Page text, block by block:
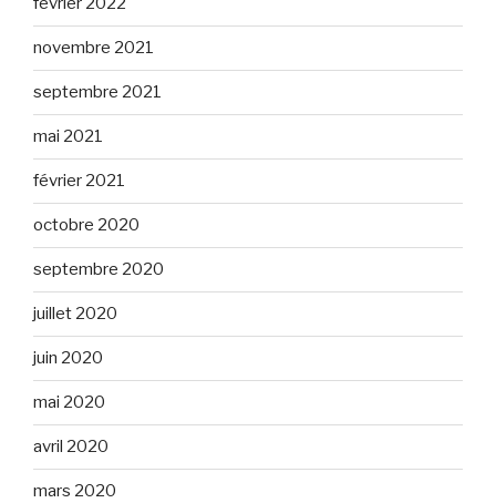
novembre 2021
septembre 2021
mai 2021
février 2021
octobre 2020
septembre 2020
juillet 2020
juin 2020
mai 2020
avril 2020
mars 2020